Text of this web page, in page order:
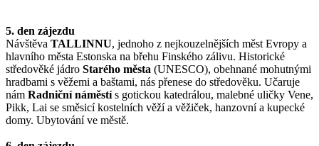
5. den zájezdu
Návštěva TALLINNU, jednoho z nejkouzelnějších měst Evropy a
hlavního města Estonska na břehu Finského zálivu. Historické
středověké jádro Starého města (UNESCO), obehnané mohutnými
hradbami s věžemi a baštami, nás přenese do středověku. Učaruje
nám Radniční náměstís gotickou katedrálou, malebné uličky Vene,
Pikk, Lai se směsicí kostelních věží a věžiček, hanzovní a kupecké
domy. Ubytování ve městě.